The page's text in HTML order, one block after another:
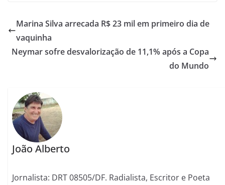
Marina Silva arrecada R$ 23 mil em primeiro dia de
vaquinha
Neymar sofre desvalorização de 11,1% após a Copa
do Mundo
João Alberto
Jornalista: DRT 08505/DF. Radialista, Escritor e Poeta